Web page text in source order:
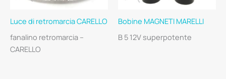
Luce di retromarcia CARELLO
fanalino retromarcia –
CARELLO
Bobine MAGNETI MARELLI
B 5 12V superpotente